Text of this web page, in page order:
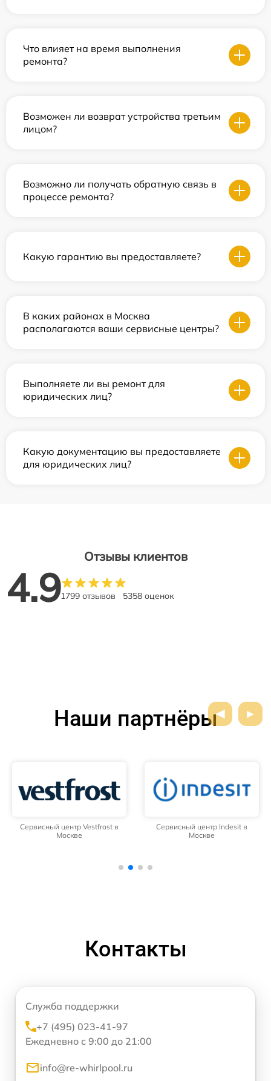
Что влияет на время выполнения
ремонта?
Возможен ли возврат устройства третьим
лицом?
Возможно ли получать обратную связь в
процессе ремонта?
Какую гарантию вы предоставляете?
В каких районах в Москва
располагаются ваши сервисные центры?
Выполняете ли вы ремонт для
юридических лиц?
Какую документацию вы предоставляете
для юридических лиц?
Отзывы клиентов
4.91799 отзывов 5358 оценок
Наши партнёры
Сервисный центр Vestfrost в
Москве
Сервисный центр Indesit в
Москве
Контакты
Служба поддержки
+7 (495) 023-41-97
Ежедневно с 9:00 до 21:00
info@re-whirlpool.ru